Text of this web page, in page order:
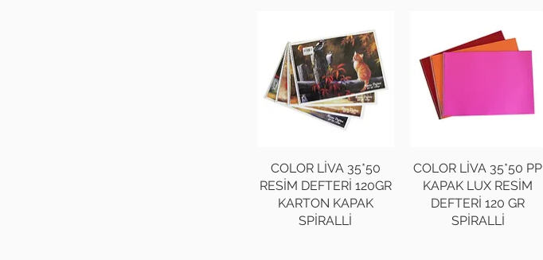
COLOR LİVA 35*50
RESİM DEFTERİ 120GR
KARTON KAPAK
SPİRALLİ
COLOR LİVA 35*50 PP
KAPAK LUX RESİM
DEFTERİ 120 GR
SPİRALLİ